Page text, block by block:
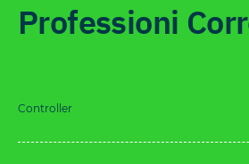
Professioni
Controller